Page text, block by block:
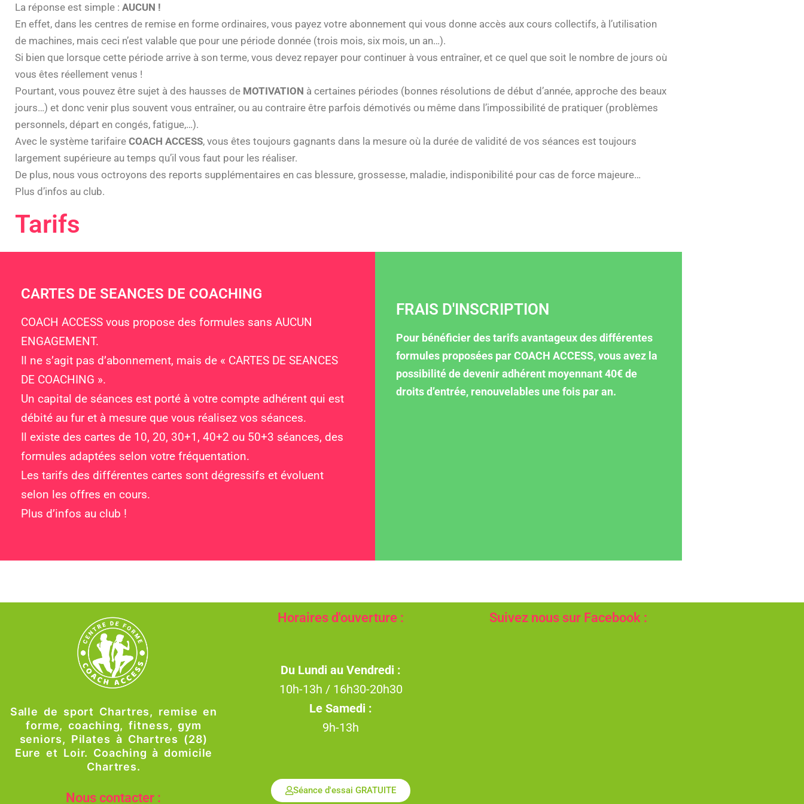
La réponse est simple : AUCUN !
En effet, dans les centres de remise en forme ordinaires, vous payez votre abonnement qui vous donne accès aux cours collectifs, à l’utilisation
de machines, mais ceci n’est valable que pour une période donnée (trois mois, six mois, un an…).
Si bien que lorsque cette période arrive à son terme, vous devez repayer pour continuer à vous entraîner, et ce quel que soit le nombre de jours où
vous êtes réellement venus !
Pourtant, vous pouvez être sujet à des hausses de MOTIVATION à certaines périodes (bonnes résolutions de début d’année, approche des beaux
jours…) et donc venir plus souvent vous entraîner, ou au contraire être parfois démotivés ou même dans l’impossibilité de pratiquer (problèmes
personnels, départ en congés, fatigue,…).
Avec le système tarifaire COACH ACCESS, vous êtes toujours gagnants dans la mesure où la durée de validité de vos séances est toujours
largement supérieure au temps qu’il vous faut pour les réaliser.
De plus, nous vous octroyons des reports supplémentaires en cas blessure, grossesse, maladie, indisponibilité pour cas de force majeure…
Plus d’infos au club.
Tarifs
CARTES DE SEANCES DE COACHING
COACH ACCESS vous propose des formules sans AUCUN
ENGAGEMENT.
Il ne s’agit pas d’abonnement, mais de « CARTES DE SEANCES
DE COACHING ».
Un capital de séances est porté à votre compte adhérent qui est
débité au fur et à mesure que vous réalisez vos séances.
Il existe des cartes de 10, 20, 30+1, 40+2 ou 50+3 séances, des
formules adaptées selon votre fréquentation.
Les tarifs des différentes cartes sont dégressifs et évoluent
selon les offres en cours.
Plus d’infos au club !
FRAIS D'INSCRIPTION
Pour bénéficier des tarifs avantageux des différentes
formules proposées par COACH ACCESS, vous avez la
possibilité de devenir adhérent moyennant 40€ de
droits d’entrée, renouvelables une fois par an.
Salle de sport Chartres, remise en
forme, coaching, fitness, gym
seniors, Pilates à Chartres (28)
Eure et Loir. Coaching à domicile
Chartres.
Nous contacter :
Horaires d'ouverture :
Du Lundi au Vendredi :
10h-13h / 16h30-20h30
Le Samedi :
9h-13h
Séance d'essai GRATUITE
Suivez nous sur Facebook :